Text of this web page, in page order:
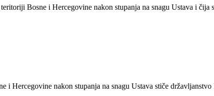
Bosne i Hercegovine nakon stupanja na snagu Ustava i čija
i Hercegovine nakon stupanja na snagu Ustava stiče